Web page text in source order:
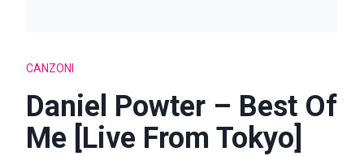
CANZONI
Daniel Powter – Best Of
Me [Live From Tokyo]